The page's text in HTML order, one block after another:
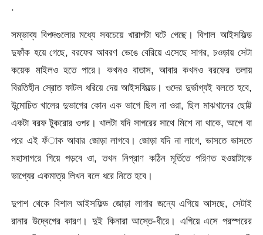
.
সম্ভাব্য বিপদগুলোর মধ্যে সবচেয়ে খারাপটা ঘটে গেছে। বিশাল আইসফিল্ড
দুফাঁক হয়ে গেছে, বরফের আবরণ ভেঙে বেরিয়ে এসেছে সাগর, চওড়ায় সেটা
কয়েক মাইলও হতে পারে। কখনও বাতাস, আবার কখনও বরফের তলায়
বিরতিহীন স্রোত ফাটল ধরিয়ে দেয় আইসফিল্ডে। ওদের দুর্ভাগ্যই বলতে হবে,
উন্মোচিত খালের দুভাগের কোন এক ভাগে ছিল না ওরা, ছিল মাঝখানের ছোট্ট
একটা বরফ টুকরোর ওপর। খালটা যদি সাগরের সাথে মিশে না থাকে, আগে বা
পরে এই ফঁাক আবার জোড়া লাগবে। জোড়া যদি না লাগে, ভাসতে ভাসতে
মহাসাগরে গিয়ে পড়বে ওা, তখন নিপ্রাণ কঠিন মূর্তিতে পরিণত হওয়াটাকে
ভাগ্যের একমাত্র লিখন বলে ধরে নিতে হবে।
দুপাশ থেকে বিশাল আইসফিল্ড জোড়া লাগার জন্যে এগিয়ে আসছে, সেটাই
রানার উদ্বেগের কারণ। দুই কিনারা আস্তে-ধীরে। এগিয়ে এসে পরস্পরের